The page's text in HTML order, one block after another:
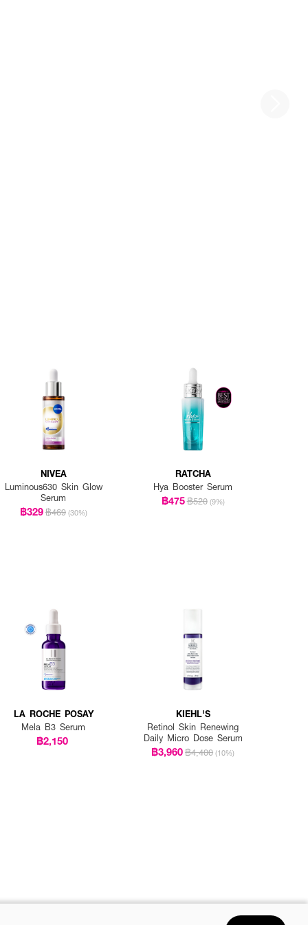
NIVEA
Luminous630 Skin Glow
Serum
฿329฿469 (30%)
RATCHA
Hya Booster Serum
฿475฿520 (9%)
LA ROCHE POSAY
Mela B3 Serum
฿2,150
KIEHL'S
Retinol Skin Renewing
Daily Micro Dose Serum
฿3,960฿4,400 (10%)